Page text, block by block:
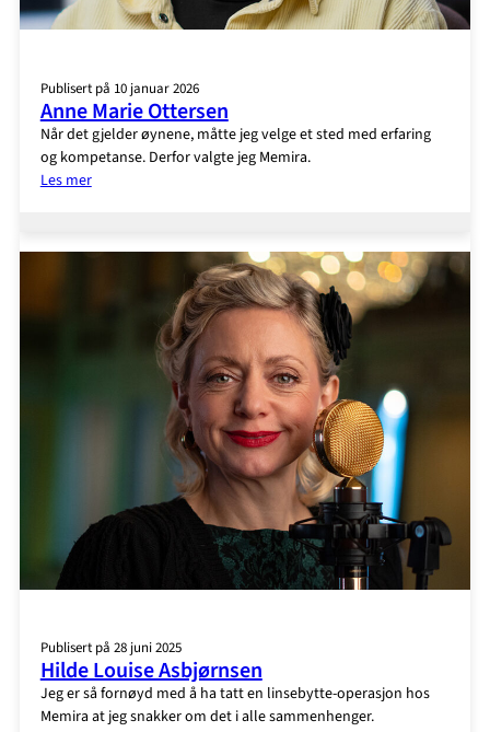
Publisert på 10 januar 2026
Anne Marie Ottersen
Når det gjelder øynene, måtte jeg velge et sted med erfaring
og kompetanse. Derfor valgte jeg Memira.
Les mer:
Ottersen
Publisert på 28 juni 2025
Hilde Louise Asbjørnsen
Jeg er så fornøyd med å ha tatt en linsebytte-operasjon hos
Memira at jeg snakker om det i alle sammenhenger.